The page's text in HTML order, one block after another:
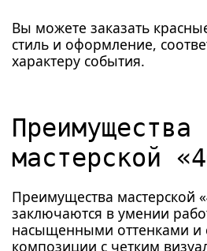
Вы можете заказать
стиль и оформление,
характеру события.
Преимущества
мастерской
Преимущества мастерской
заключаются в умении
насыщенными оттенками и
композиции с четким